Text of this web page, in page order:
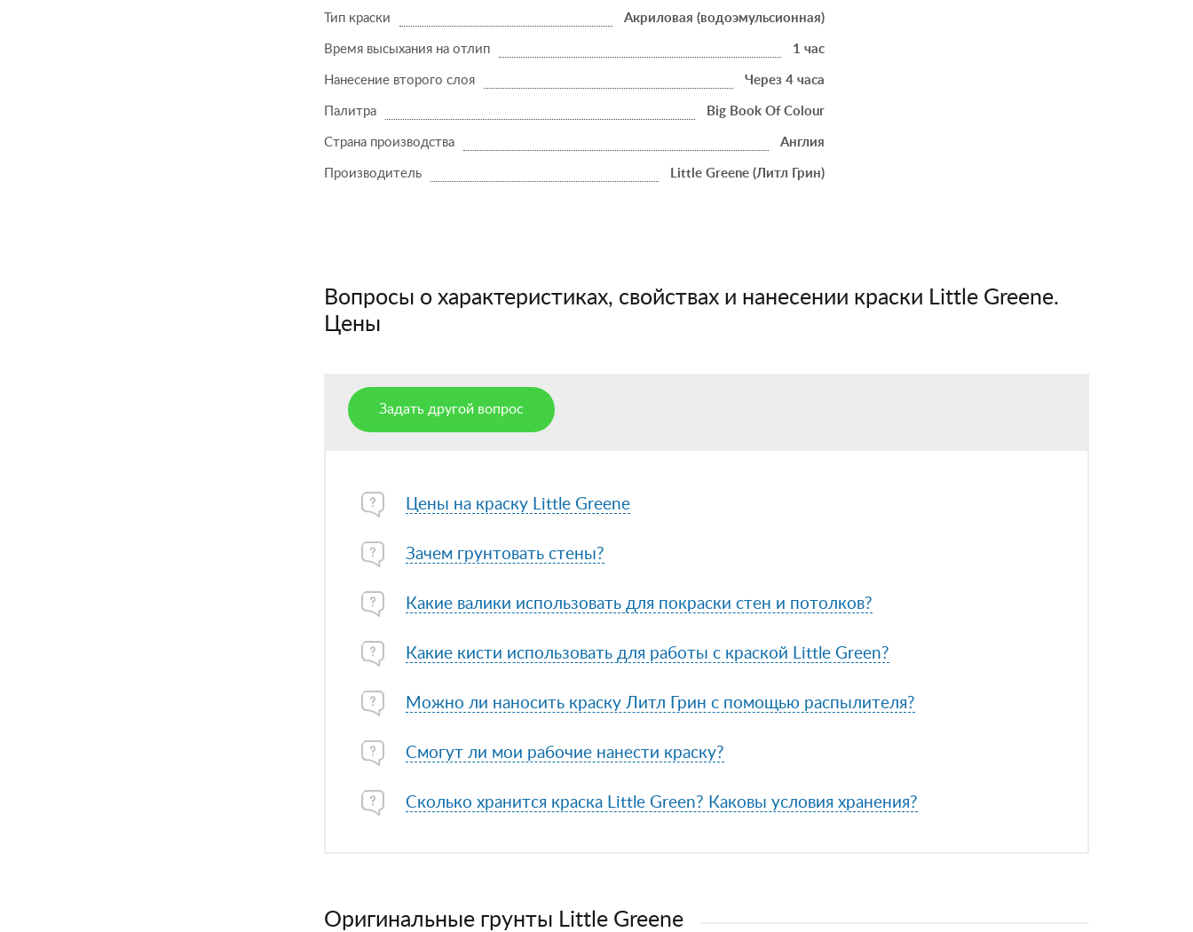
Тип краски Акриловая (водоэмульсионная)
Время высыхания на отлип 1 час
Нанесение второго слоя Через 4 часа
Палитра Big Book Of Colour
Страна производства Англия
Производитель Little Greene (Литл Грин)
Вопросы о характеристиках, свойствах и нанесении краски Little Greene.
Цены
Задать другой вопрос
Цены на краску Little Greene
Зачем грунтовать стены?
Какие валики использовать для покраски стен и потолков?
Какие кисти использовать для работы с краской Little Green?
Можно ли наносить краску Литл Грин с помощью распылителя?
Смогут ли мои рабочие нанести краску?
Сколько хранится краска Little Green? Каковы условия хранения?
Оригинальные грунты Little Greene